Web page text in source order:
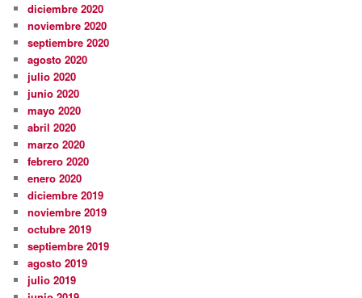
diciembre 2020
noviembre 2020
septiembre 2020
agosto 2020
julio 2020
junio 2020
mayo 2020
abril 2020
marzo 2020
febrero 2020
enero 2020
diciembre 2019
noviembre 2019
octubre 2019
septiembre 2019
agosto 2019
julio 2019